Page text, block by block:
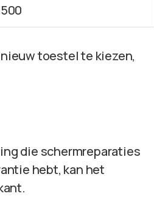
toestel te kiezen,
die schermreparaties
hebt, kan het